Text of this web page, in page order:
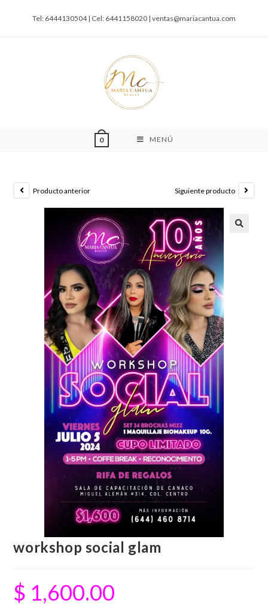
Tel: 6444130504 | Cel: 6441158020 | ventas@mariacantua.com
0 MENÚ
Producto anterior Siguiente producto
workshop social glam
$ 1,600.00